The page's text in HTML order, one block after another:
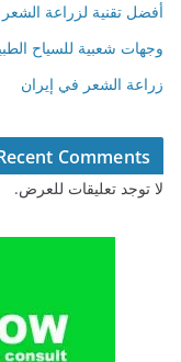
أفضل تقنية لزراعة الشعر
وجهات شعبية للسياح
زراعة الشعر في إيران
Comments
لا توجد تعليقات للعرض.